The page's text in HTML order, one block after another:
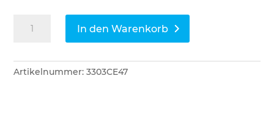
Peltor
Ultrafit
Menge
In den Warenkorb
Artikelnummer:3303CE47